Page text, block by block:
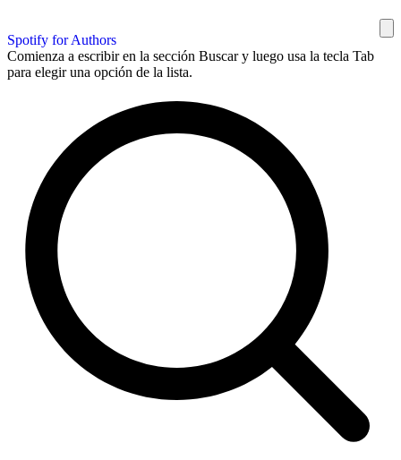
Spotify for Authors
Comienza a escribir en la sección Buscar y luego usa la tecla Tab
para elegir una opción de la lista.